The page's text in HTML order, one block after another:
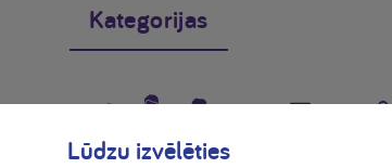
Kategorijas
Lūdzu izvēlēties